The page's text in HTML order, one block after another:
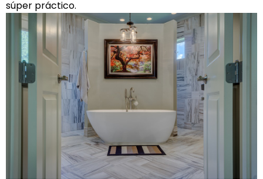
súper práctico.